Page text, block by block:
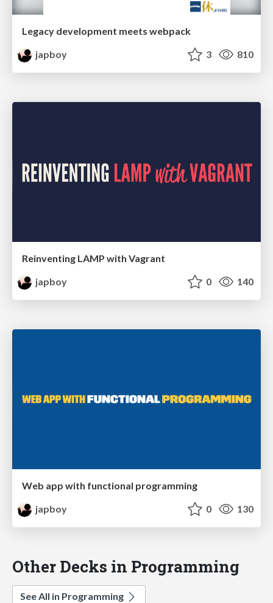
Legacy development meets webpack
japboy
3 810
Reinventing LAMP with Vagrant
japboy
0 140
Web app with functional programming
japboy
0 130
Other Decks in Programming
See All in Programming